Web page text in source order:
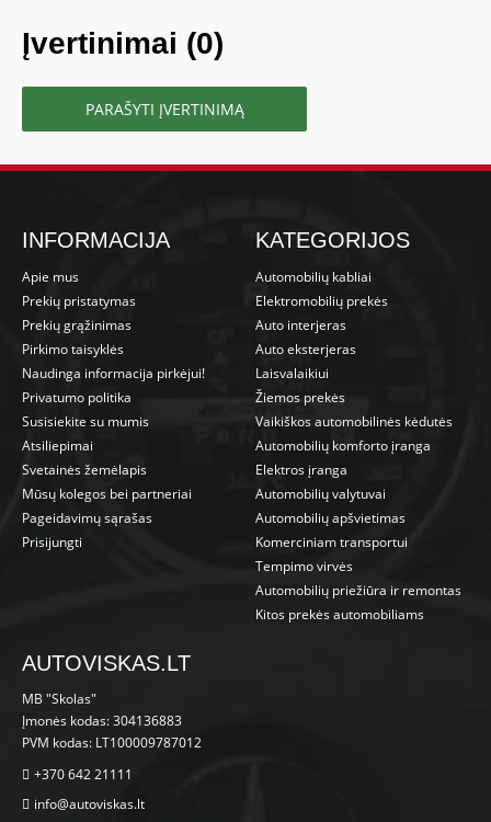
Įvertinimai (0)
PARAŠYTI ĮVERTINIMĄ
INFORMACIJA
Apie mus
Prekių pristatymas
Prekių grąžinimas
Pirkimo taisyklės
Naudinga informacija pirkėjui!
Privatumo politika
Susisiekite su mumis
Atsiliepimai
Svetainės žemėlapis
Mūsų kolegos bei partneriai
Pageidavimų sąrašas
Prisijungti
KATEGORIJOS
Automobilių kabliai
Elektromobilių prekės
Auto interjeras
Auto eksterjeras
Laisvalaikiui
Žiemos prekės
Vaikiškos automobilinės kėdutės
Automobilių komforto įranga
Elektros įranga
Automobilių valytuvai
Automobilių apšvietimas
Komerciniam transportui
Tempimo virvės
Automobilių priežiūra ir remontas
Kitos prekės automobiliams
AUTOVISKAS.LT
MB "Skolas"
Įmonės kodas: 304136883
PVM kodas: LT100009787012
+370 642 21111
info@autoviskas.lt